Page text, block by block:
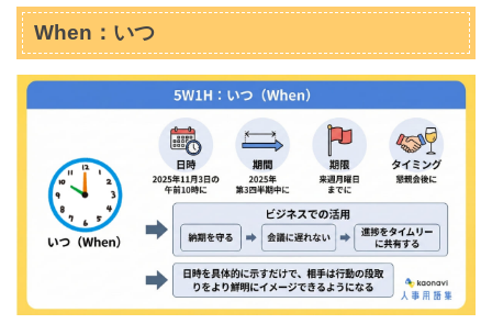
When：いつ